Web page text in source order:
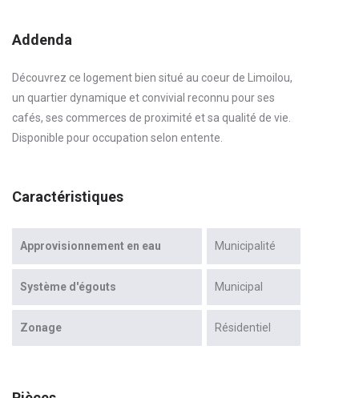
Addenda
Découvrez ce logement bien situé au coeur de Limoilou,
un quartier dynamique et convivial reconnu pour ses
cafés, ses commerces de proximité et sa qualité de vie.
Disponible pour occupation selon entente.
Caractéristiques
Approvisionnement en eau Municipalité
Système d'égouts Municipal
Zonage Résidentiel